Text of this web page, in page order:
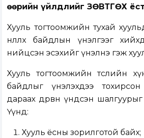
өөрийн үйлдлийг ЗӨВТГӨХ
Хууль тогтоомжийн тухай
нөлөөлөх байдлын үнэлгээг
нийцсэн эсэхийг үнэлнэ гэж
Хууль тогтоомжийн төслийн
байдлыг үнэлэхдээ
дараах дөрвөн үндсэн
Үүнд:
Хууль ёсны зорилготой байх;